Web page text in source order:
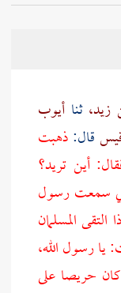
زيد،ثنا أيوب
قال:ذهبت
أين تريد؟
سمعت رسول
المسلمان
يا رسول الله،
كان حريصا على